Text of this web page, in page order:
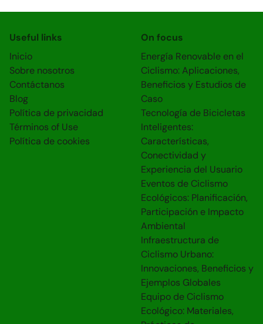
Useful links
Inicio
Sobre nosotros
Contáctanos
Blog
Política de privacidad
Términos of Use
Política de cookies
On focus
Energía Renovable en el
Ciclismo: Aplicaciones,
Beneficios y Estudios de
Caso
Tecnología de Bicicletas
Inteligentes:
Características,
Conectividad y
Experiencia del Usuario
Eventos de Ciclismo
Ecológicos: Planificación,
Participación e Impacto
Ambiental
Infraestructura de
Ciclismo Urbano:
Innovaciones, Beneficios y
Ejemplos Globales
Equipo de Ciclismo
Ecológico: Materiales,